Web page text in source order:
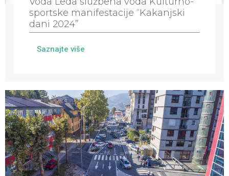
sportske manifestacije “Kakanjski
dani 2024”
Saznajte više